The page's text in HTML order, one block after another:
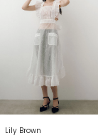
Lily Brown